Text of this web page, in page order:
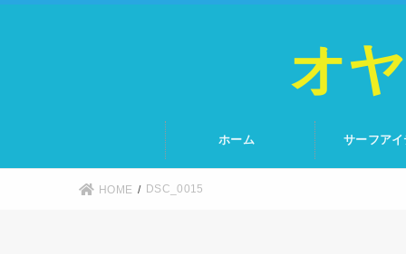
オ
ホーム サーフアイ
HOME DSC_0015